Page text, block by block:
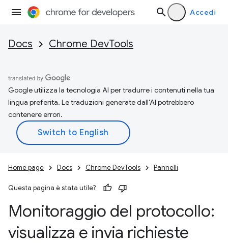
Accedi
Docs Chrome DevTools
Google utilizza la tecnologia AI per tradurre i contenuti nella tua
lingua preferita. Le traduzioni generate dall'AI potrebbero
contenere errori.
Home page Docs Chrome DevTools Pannelli
Questa pagina è stata utile?
Monitoraggio del protocollo:
visualizza e invia richieste